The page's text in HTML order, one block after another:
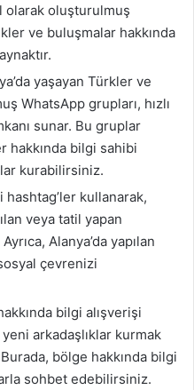
oluşturulmuş
ve buluşmalar hakkında
yaşayan Türkler ve
WhatsApp grupları, hızlı
sunar. Bu gruplar
hakkında bilgi sahibi
kurabilirsiniz.
kullanarak,
veya tatil yapan
Alanya’da yapılan
çevrenizi
bilgi alışverişi
arkadaşlıklar kurmak
bölge hakkında bilgi
sohbet edebilirsiniz.